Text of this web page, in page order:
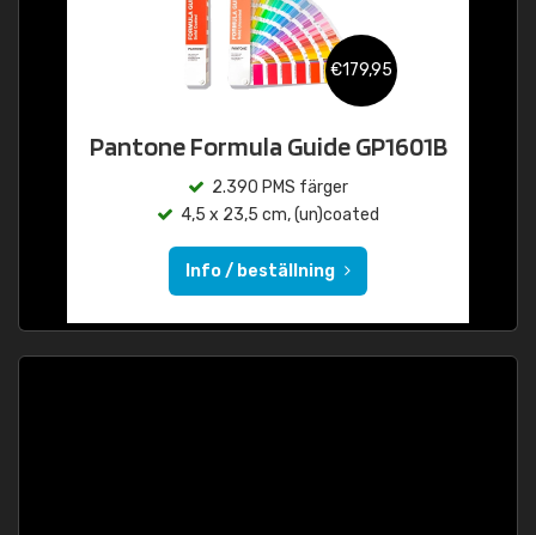
€179,95
Pantone Formula Guide GP1601B
2.390 PMS färger
4,5 x 23,5 cm, (un)coated
Info / beställning